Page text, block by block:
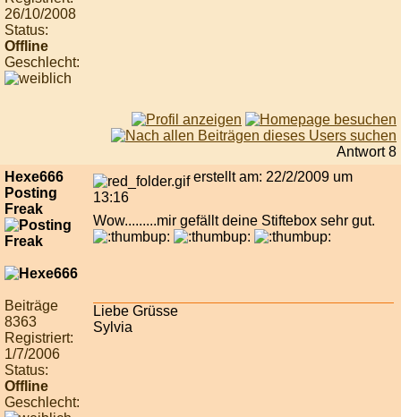
26/10/2008
Status:
Offline
Geschlecht:
Antwort 8
Hexe666
Posting
Freak
Beiträge
8363
Registriert:
1/7/2006
Status:
Offline
Geschlecht:
erstellt am: 22/2/2009 um
13:16
Wow.........mir gefällt deine Stiftebox sehr gut.
Liebe Grüsse
Sylvia